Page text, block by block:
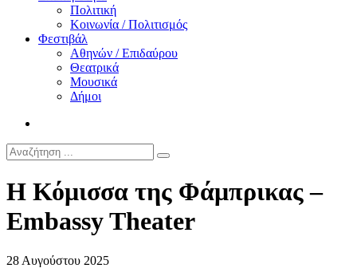
Πολιτική
Κοινωνία / Πολιτισμός
Φεστιβάλ
Αθηνών / Επιδαύρου
Θεατρικά
Μουσικά
Δήμοι
Η Κόμισσα της Φάμπρικας –
Embassy Theater
28 Αυγούστου 2025